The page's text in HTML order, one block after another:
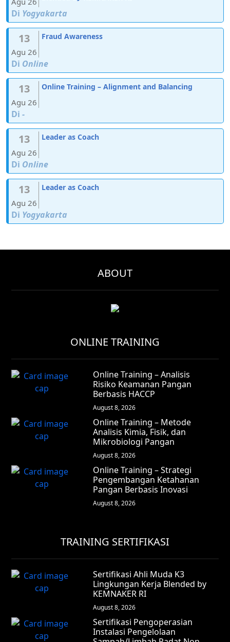
Di Yogyakarta
13
Agu 26
Fraud Awareness
Di Online
13
Agu 26
Online Training – Alignment and Balancing
Di -
13
Agu 26
Leader as Coach
Di Online
13
Agu 26
Leader as Coach
Di Yogyakarta
ABOUT
ONLINE TRAINING
Online Training – Analisis
Risiko Keamanan Pangan
Berbasis HACCP
August 8, 2026
Online Training – Metode
Analisis Kimia, Fisik, dan
Mikrobiologi Pangan
August 8, 2026
Online Training – Strategi
Pengembangan Ketahanan
Pangan Berbasis Inovasi
August 8, 2026
TRAINING SERTIFIKASI
Sertifikasi Ahli Muda K3
Lingkungan Kerja Blended by
KEMNAKER RI
August 8, 2026
Sertifikasi Pengoperasian
Instalasi Pengelolaan